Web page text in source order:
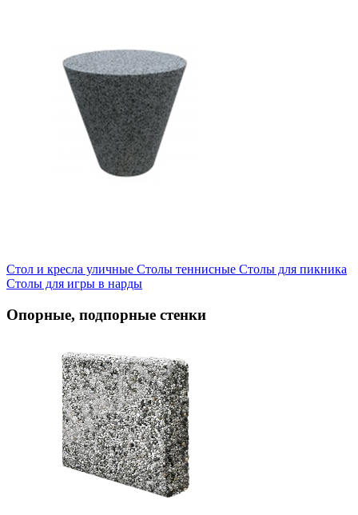
Стол и кресла уличные Cтолы теннисные Столы для пикника
Столы для игры в нарды
Опорные, подпорные стенки